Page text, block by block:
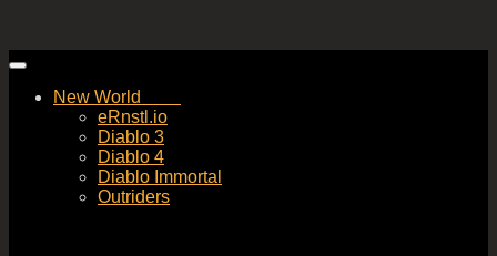
Skip
contentNew World
eRnstl.io
Diablo 3
Diablo 4
Diablo Immortal
Outriders